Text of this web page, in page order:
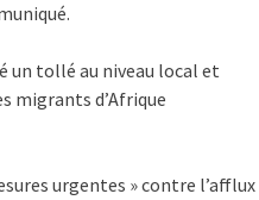
un tollé au niveau local et
migrants d’Afrique
urgentes » contre l’afflux